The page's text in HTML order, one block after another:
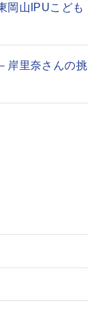
岡山IPUこども
岸里奈さんの挑